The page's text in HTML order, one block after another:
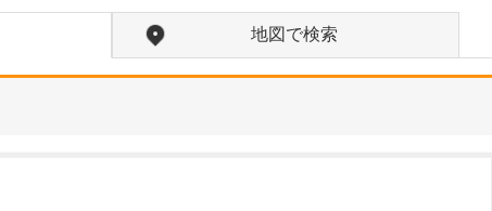
地図で検索
永瀬 剛司院長
力を入れている診療はありますか?
外科医の中でも、特に消